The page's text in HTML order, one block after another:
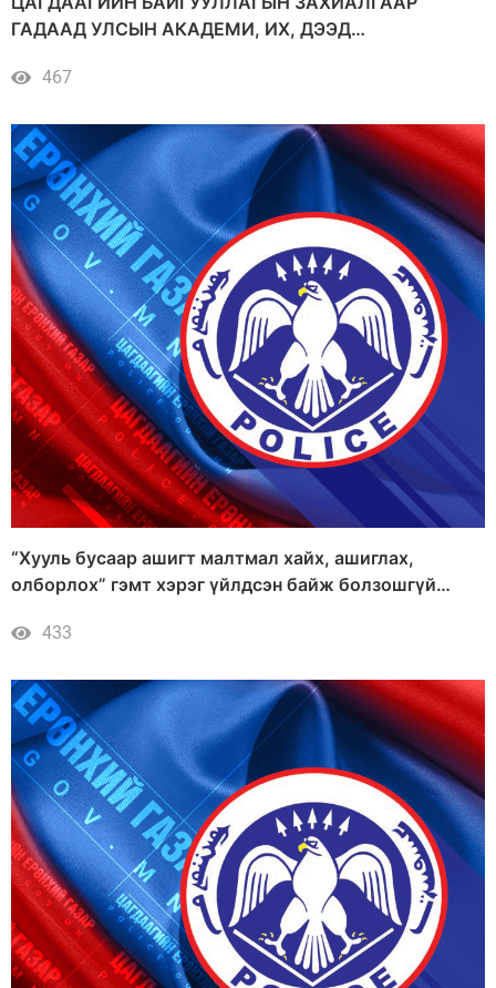
ГАДААД УЛСЫН АКАДЕМИ, ИХ, ДЭЭД
СУРАЛЦАГЧДЫН СУДАЛГАА
467
“Хууль бусаар ашигт малтмал хайх, ашиглах,
олборлох” гэмт хэрэг үйлдсэн байж болзошгүй
433